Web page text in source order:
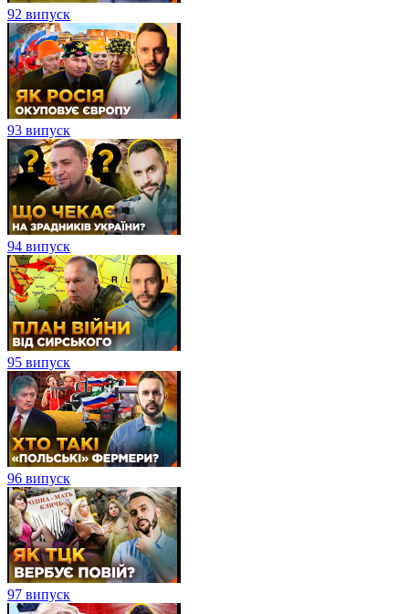
92 випуск
93 випуск
94 випуск
95 випуск
96 випуск
97 випуск